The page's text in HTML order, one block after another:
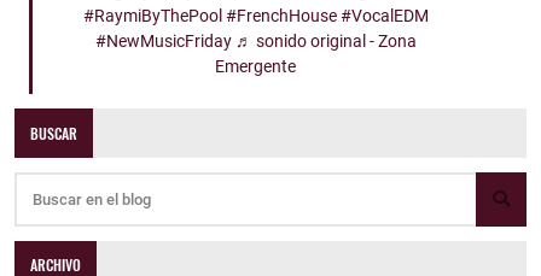
#RaymiByThePool #FrenchHouse #VocalEDM
#NewMusicFriday ♬ sonido original - Zona
Emergente
BUSCAR
ARCHIVO